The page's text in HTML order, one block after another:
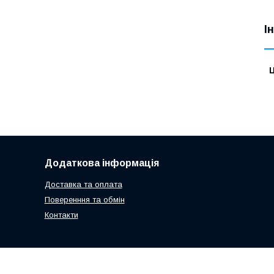
Додаткова інформація
Доставка та оплата
Поверенння та обмін
Контакти